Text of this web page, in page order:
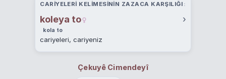
CARIYELERI KELIMESININ ZAZACA KARŞILIĞI
koleya to ›
kola to
cariyeleri, cariyeniz
Çekuyê Cimendeyî